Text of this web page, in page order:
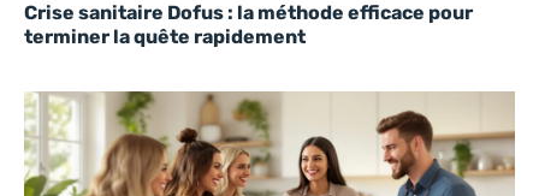
Crise sanitaire Dofus : la méthode efficace pour
terminer la quête rapidement